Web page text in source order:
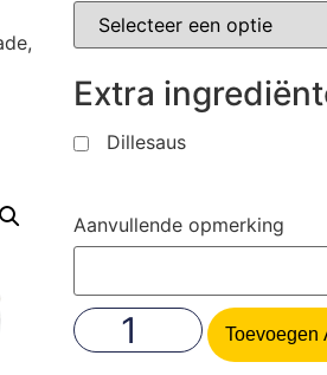
Extra
Dillesaus
Aanvullende opmerking
Toevoegen